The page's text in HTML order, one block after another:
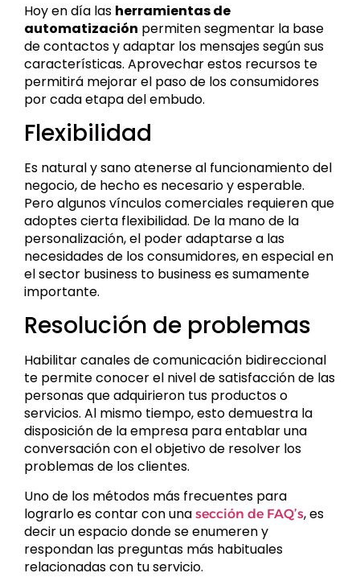
Hoy en día las herramientas de
automatización permiten segmentar la base
de contactos y adaptar los mensajes según sus
características. Aprovechar estos recursos te
permitirá mejorar el paso de los consumidores
por cada etapa del embudo.
Flexibilidad
Es natural y sano atenerse al funcionamiento del
negocio, de hecho es necesario y esperable.
Pero algunos vínculos comerciales requieren que
adoptes cierta flexibilidad. De la mano de la
personalización, el poder adaptarse a las
necesidades de los consumidores, en especial en
el sector business to business es sumamente
importante.
Resolución de problemas
Habilitar canales de comunicación bidireccional
te permite conocer el nivel de satisfacción de las
personas que adquirieron tus productos o
servicios. Al mismo tiempo, esto demuestra la
disposición de la empresa para entablar una
conversación con el objetivo de resolver los
problemas de los clientes.
Uno de los métodos más frecuentes para
lograrlo es contar con una sección de FAQ’s, es
decir un espacio donde se enumeren y
respondan las preguntas más habituales
relacionadas con tu servicio.